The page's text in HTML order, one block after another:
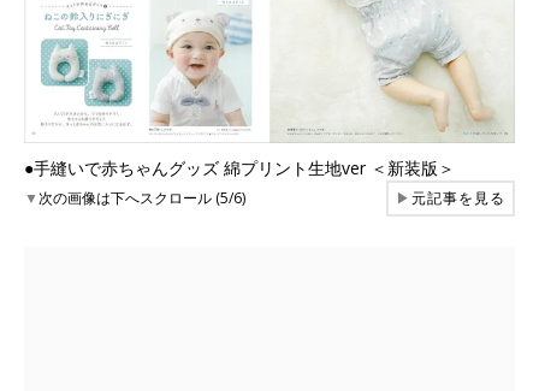
●手縫いで赤ちゃんグッズ 綿プリント生地ver ＜新装版＞
▼次の画像は下へスクロール (5/6) ▶元記事を見る